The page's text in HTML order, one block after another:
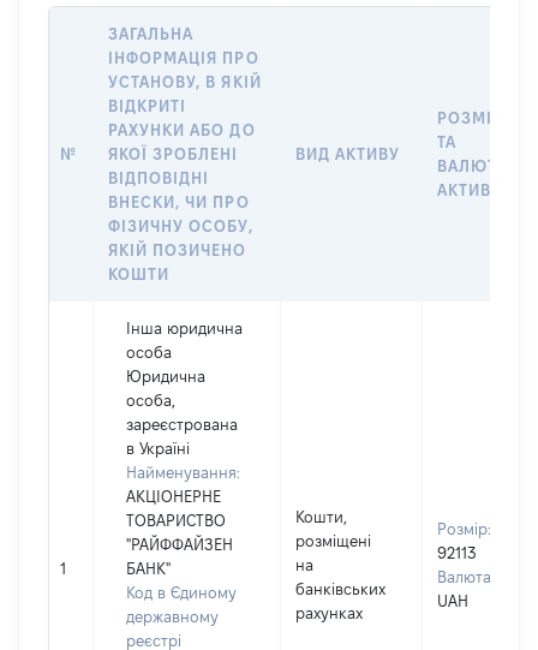
№
ЗАГАЛЬНА
ІНФОРМАЦІЯ ПРО
УСТАНОВУ, В ЯКІЙ
ВІДКРИТІ
РАХУНКИ АБО ДО
ЯКОЇ ЗРОБЛЕНІ
ВІДПОВІДНІ
ВНЕСКИ, ЧИ ПРО
ФІЗИЧНУ ОСОБУ,
ЯКІЙ ПОЗИЧЕНО
КОШТИ
ВИД АКТИВУ
РОЗМІР
ТА
ВАЛЮТА
АКТИВУ
1
Інша юридична
особа
Юридична
особа,
зареєстрована
в Україні
Найменування:
АКЦІОНЕРНЕ
ТОВАРИСТВО
"РАЙФФАЙЗЕН
БАНК"
Код в Єдиному
державному
реєстрі
Кошти,
розміщені
на
банківських
рахунках
Розмір:
92113
Валюта:
UAH